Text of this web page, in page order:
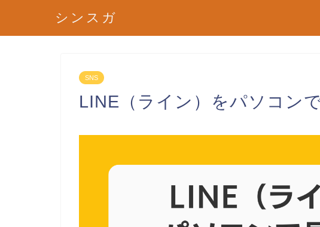
シンスガ
SNS
LINE（ライン）をパソコン